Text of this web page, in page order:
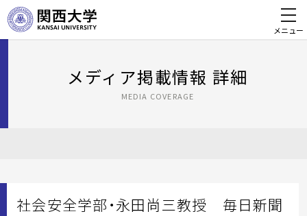
メニュー
メディア掲載情報 詳細
MEDIA COVERAGE
社会安全学部・永田尚三教授 毎日新聞